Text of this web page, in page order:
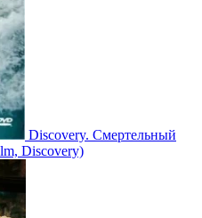
Discovery. Смертельный
Discovery)